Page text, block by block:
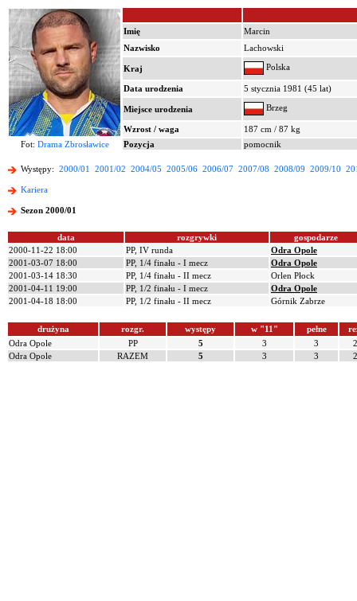
Imię
Marcin
Nazwisko
Lachowski
Kraj Polska
Data urodzenia 5 stycznia 1981 (45 lat)
Miejsce urodzenia Brzeg
Wzrost / waga
187 cm / 87 kg
Fot: Drama Zbrosławice Pozycja pomocnik
Występy: 2000/01 2001/02 2004/05 2005/06 2006/07 2007/08 2008/09 2009/10
Kariera
Sezon 2000/01
data rozgrywki
gospodarze
2000-11-22 18:00
PP, IV runda
Odra Opole
2001-03-07 18:00
PP, 1/4 finału - I mecz
Odra Opole
2001-03-14 18:30
PP, 1/4 finału - II mecz
Orlen Płock
2001-04-11 19:00
PP, 1/2 finału - I mecz
Odra Opole
2001-04-18 18:00
PP, 1/2 finału - II mecz Górnik Zabrze
drużyna rozgr. występy w "11" pełne
Odra Opole
PP 5 3 3
2
Odra Opole
RAZEM 5 3 3 2